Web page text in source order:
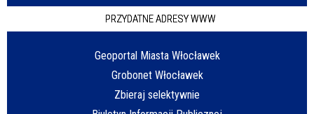
PRZYDATNE ADRESY WWW
Geoportal Miasta Włocławek
Grobonet Włocławek
Zbieraj selektywnie